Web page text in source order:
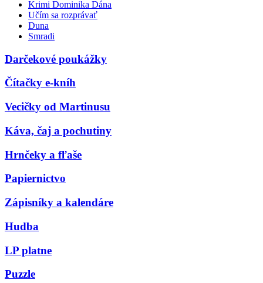
Krimi Dominika Dána
Učím sa rozprávať
Duna
Smradi
Darčekové poukážky
Čítačky e-kníh
Vecičky od Martinusu
Káva, čaj a pochutiny
Hrnčeky a fľaše
Papiernictvo
Zápisníky a kalendáre
Hudba
LP platne
Puzzle